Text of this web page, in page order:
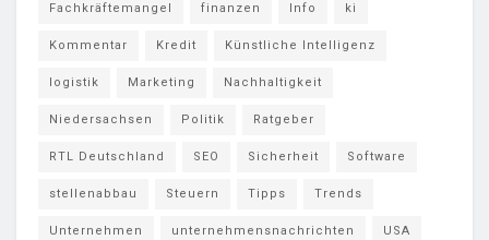
Fachkräftemangel finanzen Info ki
Kommentar Kredit Künstliche Intelligenz
logistik Marketing Nachhaltigkeit
Niedersachsen Politik Ratgeber
RTL Deutschland SEO Sicherheit Software
stellenabbau Steuern Tipps Trends
Unternehmen unternehmensnachrichten USA